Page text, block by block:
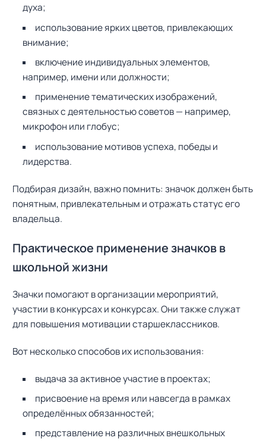
духа;
использование ярких цветов, привлекающих
внимание;
включение индивидуальных элементов,
например, имени или должности;
применение тематических изображений,
связных с деятельностью советов — например,
микрофон или глобус;
использование мотивов успеха, победы и
лидерства.
Подбирая дизайн, важно помнить: значок должен быть
понятным, привлекательным и отражать статус его
владельца.
Практическое применение значков в
школьной жизни
Значки помогают в организации мероприятий,
участии в конкурсах и конкурсах. Они также служат
для повышения мотивации старшеклассников.
Вот несколько способов их использования:
выдача за активное участие в проектах;
присвоение на время или навсегда в рамках
определённых обязанностей;
представление на различных внешкольных